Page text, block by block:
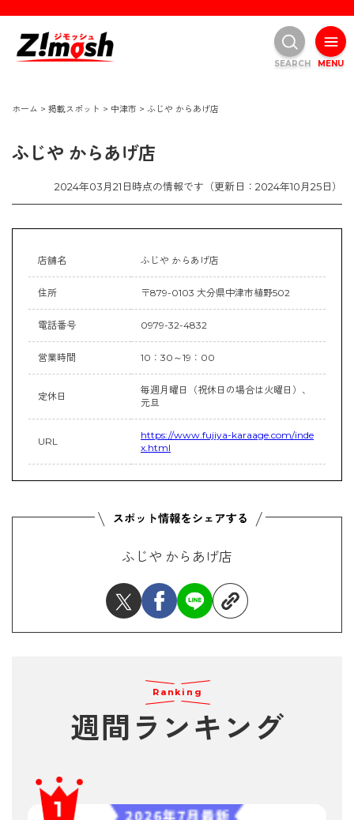
ホーム > 掲載スポット > 中津市 > ふじや からあげ店
ふじや からあげ店
2024年03月21日時点の情報です（更新日：2024年10月25日）
店舗名 ふじや からあげ店
住所 〒879-0103 大分県中津市植野502
電話番号 0979-32-4832
営業時間 10：30～19：00
定休日
毎週月曜日（祝休日の場合は火曜日）、
元旦
URL
https://www.fujiya-karaage.com/inde
x.html
ふじや からあげ店
Ranking
週間ランキング
MENU
SEARCH